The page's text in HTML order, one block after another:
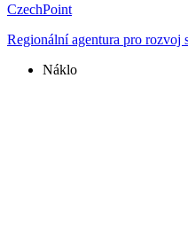
CzechPoint
Regionální agentura pro rozvoj
Náklo